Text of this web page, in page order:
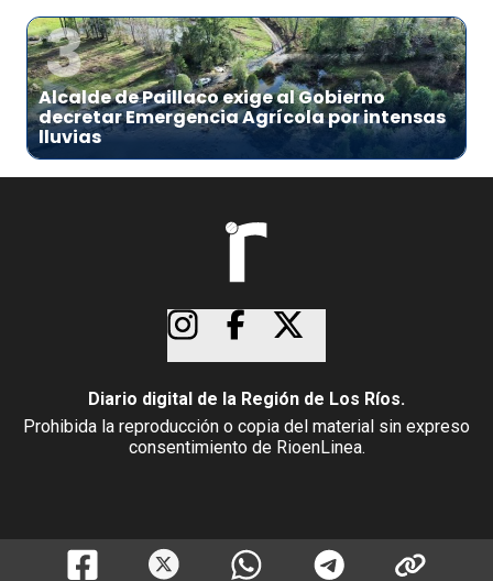
3
Alcalde de Paillaco exige al Gobierno
decretar Emergencia Agrícola por intensas
lluvias
Diario digital de la Región de Los Ríos.
Prohibida la reproducción o copia del material sin expreso
consentimiento de RioenLinea.